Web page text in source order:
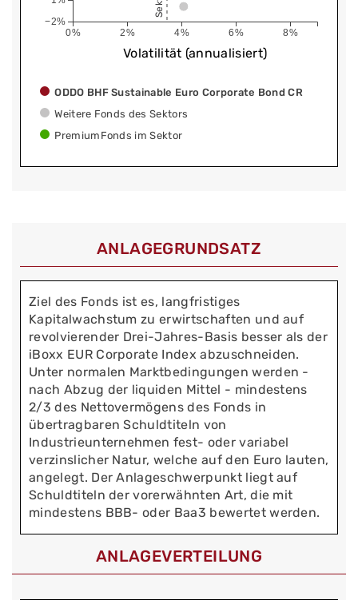
0% 2% 4% 6% 8%
−2%
Volatilität (annualisiert)
ODDO BHF Sustainable Euro Corporate Bond CR
Weitere Fonds des Sektors
PremiumFonds im Sektor
ANLAGEGRUNDSATZ
Ziel des Fonds ist es, langfristiges
Kapitalwachstum zu erwirtschaften und auf
revolvierender Drei-Jahres-Basis besser als der
iBoxx EUR Corporate Index abzuschneiden.
Unter normalen Marktbedingungen werden -
nach Abzug der liquiden Mittel - mindestens
2/3 des Nettovermögens des Fonds in
übertragbaren Schuldtiteln von
Industrieunternehmen fest- oder variabel
verzinslicher Natur, welche auf den Euro lauten,
angelegt. Der Anlageschwerpunkt liegt auf
Schuldtiteln der vorerwähnten Art, die mit
mindestens BBB- oder Baa3 bewertet werden.
ANLAGEVERTEILUNG